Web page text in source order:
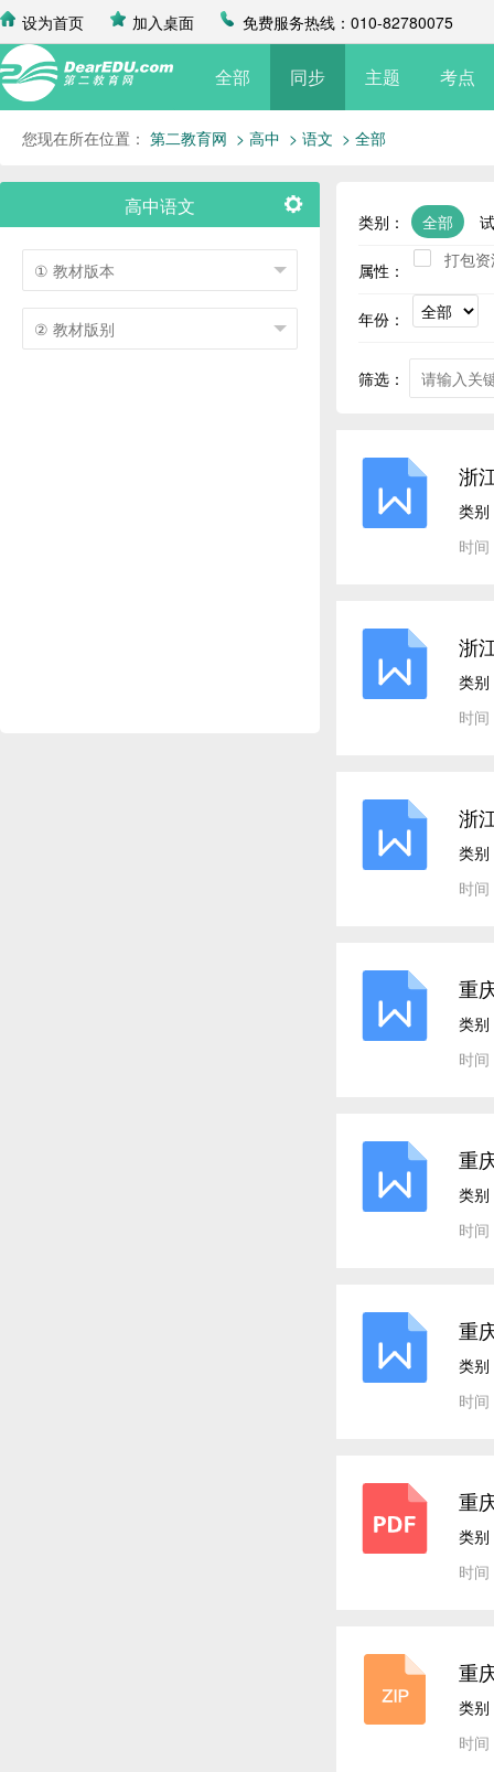
设为首页 加入桌面 免费服务热线：010-82780075
全部 同步 主题 考点
您现在所在位置： 第二教育网 > 高中 > 语文 > 全部
高中语文
类别： 全部
属性：
打包
年份：
筛选：
浙
类别
时
浙
析
类别
时
浙
析
类别
时
重
类别
时
重
类别
时
重
类别
时
重
类别
时
重
类别
时